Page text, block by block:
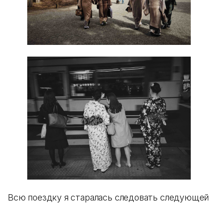
Всю поездку я старалась следовать следующей